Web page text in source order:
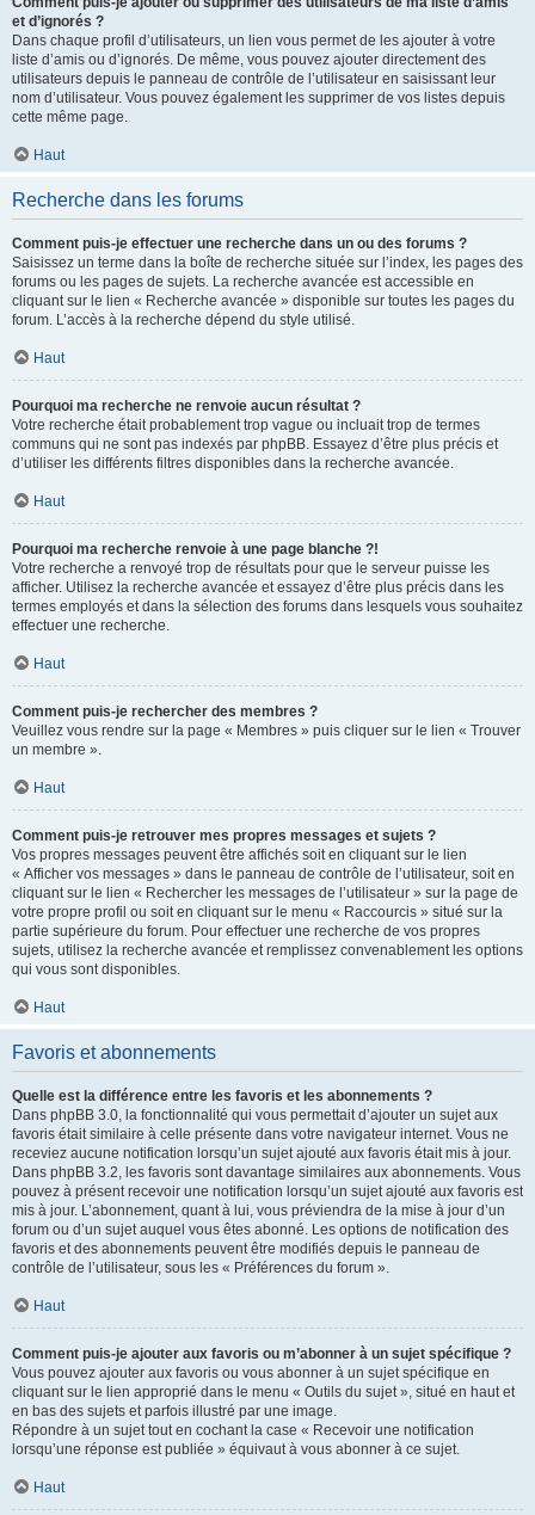
et d’ignorés ?
Dans chaque profil d’utilisateurs, un lien vous permet de les ajouter à votre
liste d’amis ou d’ignorés. De même, vous pouvez ajouter directement des
utilisateurs depuis le panneau de contrôle de l’utilisateur en saisissant leur
nom d’utilisateur. Vous pouvez également les supprimer de vos listes depuis
cette même page.
Haut
Recherche dans les forums
Comment puis-je effectuer une recherche dans un ou des forums ?
Saisissez un terme dans la boîte de recherche située sur l’index, les pages des
forums ou les pages de sujets. La recherche avancée est accessible en
cliquant sur le lien « Recherche avancée » disponible sur toutes les pages du
forum. L’accès à la recherche dépend du style utilisé.
Haut
Pourquoi ma recherche ne renvoie aucun résultat ?
Votre recherche était probablement trop vague ou incluait trop de termes
communs qui ne sont pas indexés par phpBB. Essayez d’être plus précis et
d’utiliser les différents filtres disponibles dans la recherche avancée.
Haut
Pourquoi ma recherche renvoie à une page blanche ?!
Votre recherche a renvoyé trop de résultats pour que le serveur puisse les
afficher. Utilisez la recherche avancée et essayez d’être plus précis dans les
termes employés et dans la sélection des forums dans lesquels vous souhaitez
effectuer une recherche.
Haut
Comment puis-je rechercher des membres ?
Veuillez vous rendre sur la page « Membres » puis cliquer sur le lien « Trouver
un membre ».
Haut
Comment puis-je retrouver mes propres messages et sujets ?
Vos propres messages peuvent être affichés soit en cliquant sur le lien
« Afficher vos messages » dans le panneau de contrôle de l’utilisateur, soit en
cliquant sur le lien « Rechercher les messages de l’utilisateur » sur la page de
votre propre profil ou soit en cliquant sur le menu « Raccourcis » situé sur la
partie supérieure du forum. Pour effectuer une recherche de vos propres
sujets, utilisez la recherche avancée et remplissez convenablement les options
qui vous sont disponibles.
Haut
Favoris et abonnements
Quelle est la différence entre les favoris et les abonnements ?
Dans phpBB 3.0, la fonctionnalité qui vous permettait d’ajouter un sujet aux
favoris était similaire à celle présente dans votre navigateur internet. Vous ne
receviez aucune notification lorsqu’un sujet ajouté aux favoris était mis à jour.
Dans phpBB 3.2, les favoris sont davantage similaires aux abonnements. Vous
pouvez à présent recevoir une notification lorsqu’un sujet ajouté aux favoris est
mis à jour. L’abonnement, quant à lui, vous préviendra de la mise à jour d’un
forum ou d’un sujet auquel vous êtes abonné. Les options de notification des
favoris et des abonnements peuvent être modifiés depuis le panneau de
contrôle de l’utilisateur, sous les « Préférences du forum ».
Haut
Comment puis-je ajouter aux favoris ou m’abonner à un sujet spécifique ?
Vous pouvez ajouter aux favoris ou vous abonner à un sujet spécifique en
cliquant sur le lien approprié dans le menu « Outils du sujet », situé en haut et
en bas des sujets et parfois illustré par une image.
Répondre à un sujet tout en cochant la case « Recevoir une notification
lorsqu’une réponse est publiée » équivaut à vous abonner à ce sujet.
Haut